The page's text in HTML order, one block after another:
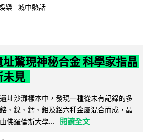
樂 城中熱話
址驚現神秘合金 科學家指晶
未見
址沙灘樣本中，發現一種從未有記錄的多
、鎳、錳、鉬及鋁六種金屬混合而成，晶
佛羅倫斯大學...
閱讀全文